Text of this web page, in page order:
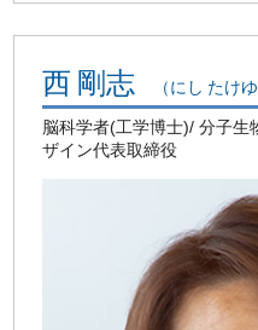
西 剛志 （にし たけゆ
脳科学者(工学博士)/ 分子生
ザイン代表取締役